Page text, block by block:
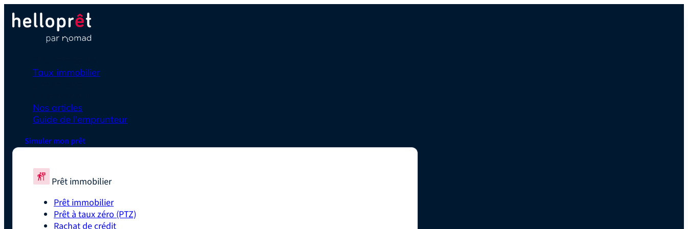
Taux immobilier
Nos articles
Guide de l'emprunteur
Simuler mon prêt
Prêt immobilier
Prêt immobilier
Prêt à taux zéro (PTZ)
Rachat de crédit